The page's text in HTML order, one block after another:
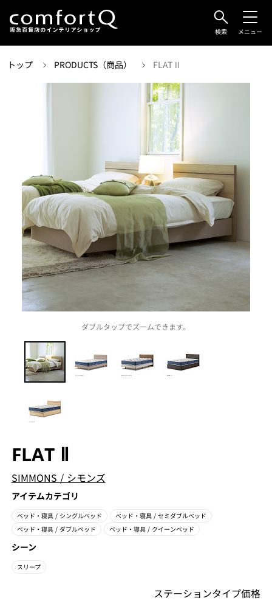
検索 メニュー
トップ PRODUCTS（商品） FLAT Ⅱ
ダブルタップでズームできます。
FLAT Ⅱ
SIMMONS / シモンズ
アイテムカテゴリ
ベッド・寝具 / シングルベッド ベッド・寝具 / セミダブルベッド
ベッド・寝具 / ダブルベッド ベッド・寝具 / クイーンベッド
シーン
スリープ
ステーションタイプ価格